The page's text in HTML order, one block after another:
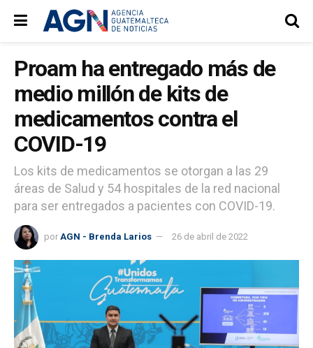
Proam ha entregado más de
medio millón de kits de
medicamentos contra el
COVID-19
Los kits de medicamentos se otorgan a las 29
áreas de Salud y 54 hospitales de la red nacional
para ser entregados a pacientes con COVID-19.
por AGN - Brenda Larios 26 de abril de 2022